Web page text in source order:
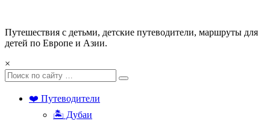
Путешествия с детьми, детские путеводители, маршруты для
детей по Европе и Азии.
×
❤️ Путеводители
🏝️ Дубаи